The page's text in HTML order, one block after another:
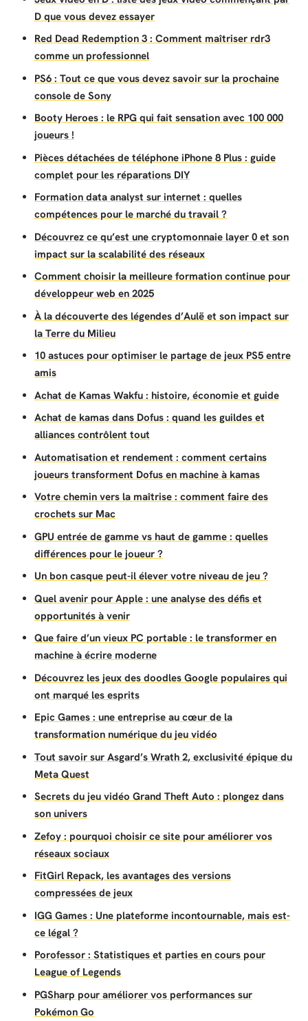
D que vous devez essayer
Red Dead Redemption 3 : Comment maîtriser rdr3
comme un professionnel
PS6 : Tout ce que vous devez savoir sur la prochaine
console de Sony
Booty Heroes : le RPG qui fait sensation avec 100 000
joueurs !
Pièces détachées de téléphone iPhone 8 Plus : guide
complet pour les réparations DIY
Formation data analyst sur internet : quelles
compétences pour le marché du travail ?
Découvrez ce qu’est une cryptomonnaie layer 0 et son
impact sur la scalabilité des réseaux
Comment choisir la meilleure formation continue pour
développeur web en 2025
À la découverte des légendes d’Aulë et son impact sur
la Terre du Milieu
10 astuces pour optimiser le partage de jeux PS5 entre
amis
Achat de Kamas Wakfu : histoire, économie et guide
Achat de kamas dans Dofus : quand les guildes et
alliances contrôlent tout
Automatisation et rendement : comment certains
joueurs transforment Dofus en machine à kamas
Votre chemin vers la maîtrise : comment faire des
crochets sur Mac
GPU entrée de gamme vs haut de gamme : quelles
différences pour le joueur ?
Un bon casque peut-il élever votre niveau de jeu ?
Quel avenir pour Apple : une analyse des défis et
opportunités à venir
Que faire d’un vieux PC portable : le transformer en
machine à écrire moderne
Découvrez les jeux des doodles Google populaires qui
ont marqué les esprits
Epic Games : une entreprise au cœur de la
transformation numérique du jeu vidéo
Tout savoir sur Asgard’s Wrath 2, exclusivité épique du
Meta Quest
Secrets du jeu vidéo Grand Theft Auto : plongez dans
son univers
Zefoy : pourquoi choisir ce site pour améliorer vos
réseaux sociaux
FitGirl Repack, les avantages des versions
compressées de jeux
IGG Games : Une plateforme incontournable, mais est-
ce légal ?
Porofessor : Statistiques et parties en cours pour
League of Legends
PGSharp pour améliorer vos performances sur
Pokémon Go